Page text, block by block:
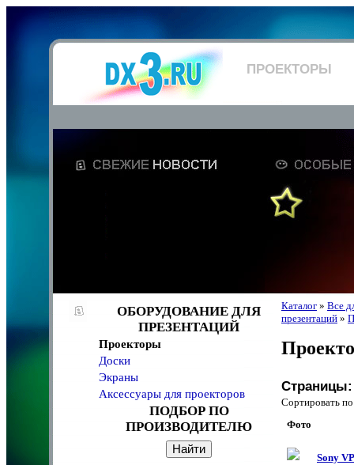
ПРОЕКТОРЫ
ОБОРУДОВАНИЕ ДЛЯ
ПРЕЗЕНТАЦИЙ
Проекторы
Доски
Экраны
Аксессуары для проекторов
ПОДБОР ПО
ПРОИЗВОДИТЕЛЮ
Каталог » Все
презентаций »
Страницы:
Сортировать
Фото
Sony